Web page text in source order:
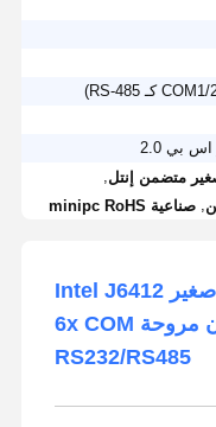
,صناعية minipc RoHS
Mi6412C6 كمبيوتر صناعي صغير Intel J6412
كمبيوتر متضمن بدون مروحة 6x COM
RS232/RS485